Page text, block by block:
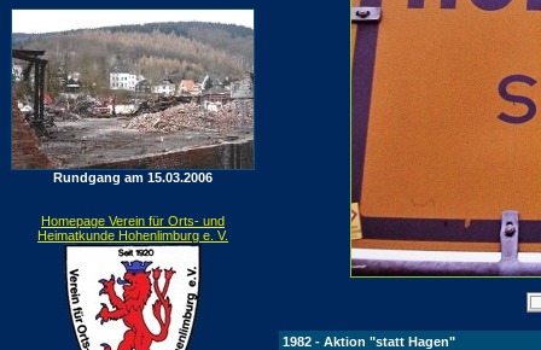
Rundgang am 15.03.2006
Homepage Verein für Orts- und
Heimatkunde Hohenlimburg e. V.
1982 - Aktion "statt Hagen"